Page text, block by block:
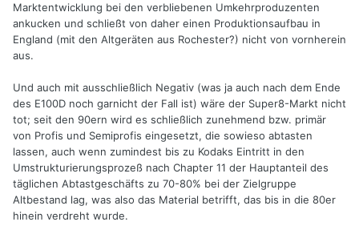
Marktentwicklung bei den verbliebenen Umkehrproduzenten
ankucken und schließt von daher einen Produktionsaufbau in
England (mit den Altgeräten aus Rochester?) nicht von vornherein
aus.
Und auch mit ausschließlich Negativ (was ja auch nach dem Ende
des E100D noch garnicht der Fall ist) wäre der Super8-Markt nicht
tot; seit den 90ern wird es schließlich zunehmend bzw. primär
von Profis und Semiprofis eingesetzt, die sowieso abtasten
lassen, auch wenn zumindest bis zu Kodaks Eintritt in den
Umstrukturierungsprozeß nach Chapter 11 der Hauptanteil des
täglichen Abtastgeschäfts zu 70-80% bei der Zielgruppe
Altbestand lag, was also das Material betrifft, das bis in die 80er
hinein verdreht wurde.